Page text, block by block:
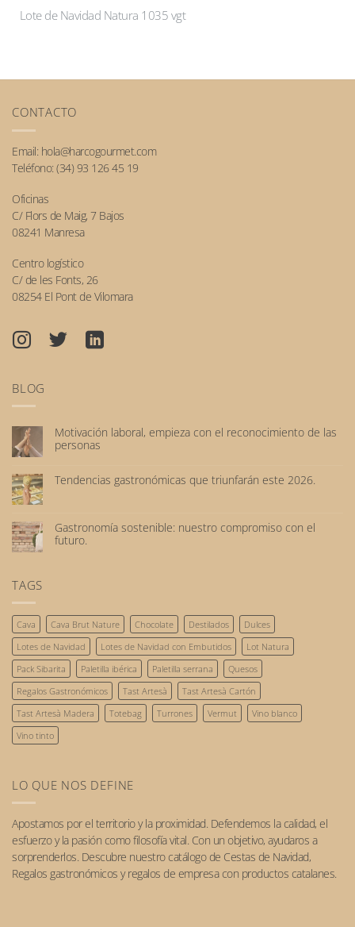
Lote de Navidad Natura 1035 vgt
CONTACTO
Email: hola@harcogourmet.com
Teléfono: (34) 93 126 45 19
Oficinas
C/ Flors de Maig, 7 Bajos
08241 Manresa
Centro logístico
C/ de les Fonts, 26
08254 El Pont de Vilomara
BLOG
Motivación laboral, empieza con el reconocimiento de las
personas
hay
comentarios
laboral,
empieza
con
personas
Tendencias gastronómicas que triunfarán este 2026.
comentarios
en
Tendencias
Gastronomía sostenible: nuestro compromiso con el
futuro.
sostenible:
nuestro
compromiso
con
el
futuro.
TAGS
Cava Cava Brut Nature Chocolate Destilados
Dulces
Lotes de Navidad
Lotes de Navidad con Embutidos
Lot Natura
Pack Sibarita
Paletilla ibérica Paletilla serrana
Quesos
Regalos Gastronómicos
Tast Artesà
Tast Artesà Cartón
Tast Artesà Madera
Totebag Turrones Vermut
Vino blanco
Vino tinto
LO QUE NOS DEFINE
Apostamos por el territorioy la proximidad. Defendemos la calidad, el
esfuerzo y la pasión como filosofía vital. Con un objetivo, ayudaros a
sorprenderlos. Descubre nuestro catálogo de Cestas de Navidad,
Regalos gastronómicos yregalos de empresacon productos catalanes.